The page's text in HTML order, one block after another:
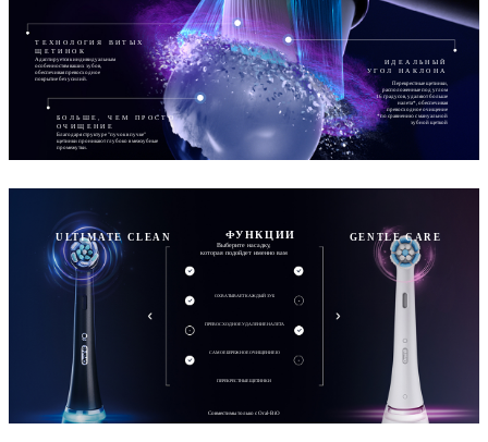
ТЕХНОЛОГИЯ ВИТЫХ
ЩЕТИНОК
Адаптируется к индивидуальным
особенностям ваших зубов,
обеспечивая превосходное
покрытие без усилий.
ИДЕАЛЬНЫЙ
УГОЛ НАКЛОНА
Перекрестные щетинки,
расположенные под углом
16 градусов, удаляют больше
налета*, обеспечивая
превосходное очищение
*по сравнению с мануальной
зубной щеткой
БОЛЬШЕ, ЧЕМ ПРОСТО
ОЧИЩЕНИЕ
Благодаря структуре "пучок в пучке"
щетинки проникают глубоко в межзубные
промежутки.
ULTIMATE CLEAN ФУНКЦИИ GENTLE CARE
Выберите насадку,
которая подойдет именно вам
ОХВАТЫВАЕТ КАЖДЫЙ ЗУБ
ПРЕВОСХОДНОЕ УДАЛЕНИЕ НАЛЕТА
САМОЕ БЕРЕЖНОЕ ОЧИЩЕНИЕ IO
ПЕРЕКРЕСТНЫЕ ЩЕТИНКИ
Совместимы только с Oral-B iO